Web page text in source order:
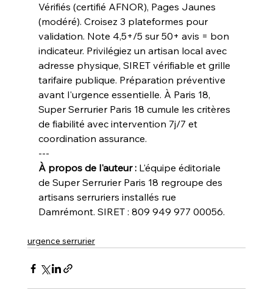
Vérifiés (certifié AFNOR), Pages Jaunes
(modéré). Croisez 3 plateformes pour
validation. Note 4,5+/5 sur 50+ avis = bon
indicateur. Privilégiez un artisan local avec
adresse physique, SIRET vérifiable et grille
tarifaire publique. Préparation préventive
avant l'urgence essentielle. À Paris 18,
Super Serrurier Paris 18 cumule les critères
de fiabilité avec intervention 7j/7 et
coordination assurance.
---
À propos de l'auteur : L'équipe éditoriale
de Super Serrurier Paris 18 regroupe des
artisans serruriers installés rue
Damrémont. SIRET : 809 949 977 00056.
urgence serrurier